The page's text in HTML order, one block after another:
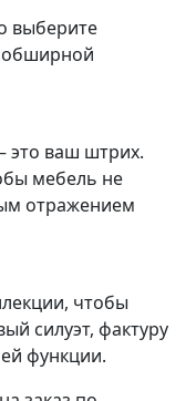
выберите
обширной
это ваш штрих.
мебель не
отражением
чтобы
силуэт, фактуру
функции.